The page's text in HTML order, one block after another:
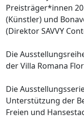
Preisträger*innen
(Künstler) und
(Direktor SAVVY
Die
der Villa Romana
Die
Unterstützung der
Freien und